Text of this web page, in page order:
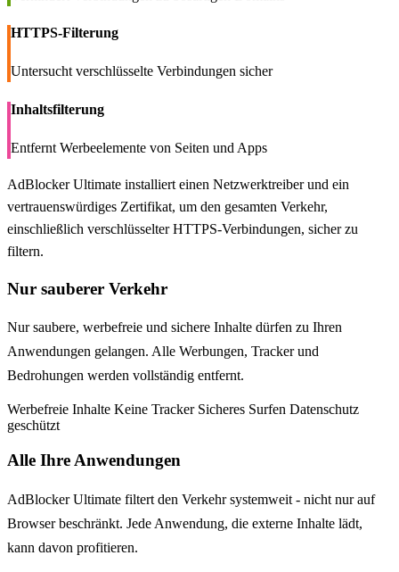
HTTPS-Filterung
Untersucht verschlüsselte Verbindungen sicher
Inhaltsfilterung
Entfernt Werbeelemente von Seiten und Apps
AdBlocker Ultimate installiert einen Netzwerktreiber und ein
vertrauenswürdiges Zertifikat, um den gesamten Verkehr,
einschließlich verschlüsselter HTTPS-Verbindungen, sicher zu
filtern.
Nur sauberer Verkehr
Nur saubere, werbefreie und sichere Inhalte dürfen zu Ihren
Anwendungen gelangen. Alle Werbungen, Tracker und
Bedrohungen werden vollständig entfernt.
Werbefreie Inhalte Keine Tracker Sicheres Surfen Datenschutz
geschützt
Alle Ihre Anwendungen
AdBlocker Ultimate filtert den Verkehr systemweit - nicht nur auf
Browser beschränkt. Jede Anwendung, die externe Inhalte lädt,
kann davon profitieren.